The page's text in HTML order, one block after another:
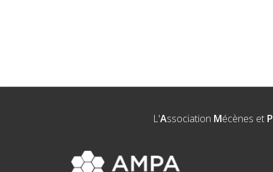
L'Association Mécènes et P